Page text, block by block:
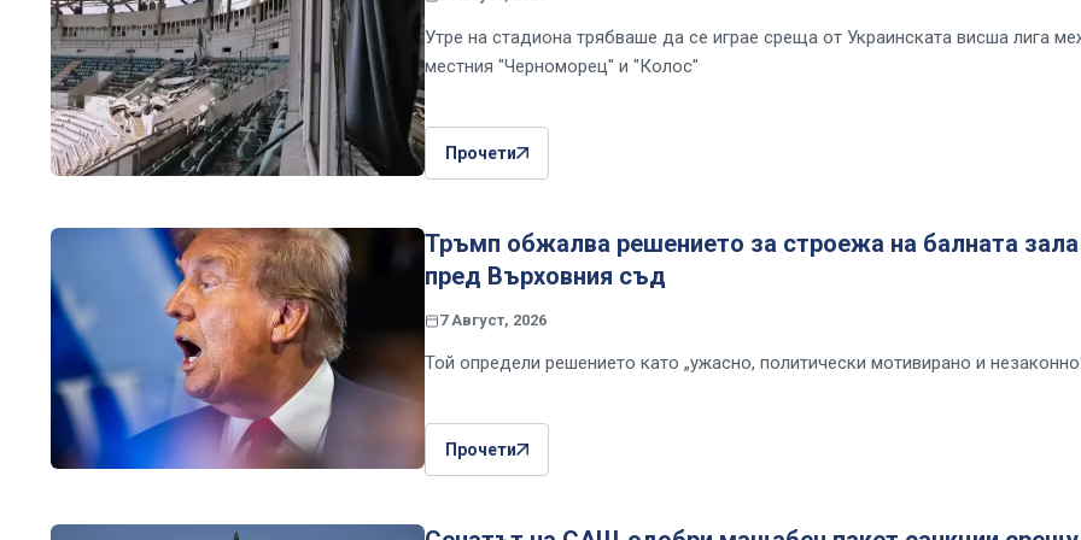
Утре на стадиона трябваше да се играе среща от Украинската висша лига
местния "Черноморец" и "Колос"
Прочети
Тръмп обжалва решението за строежа на балната зала
пред Върховния съд
7 Август, 2026
Той определи решението като „ужасно, политически мотивирано и
Прочети